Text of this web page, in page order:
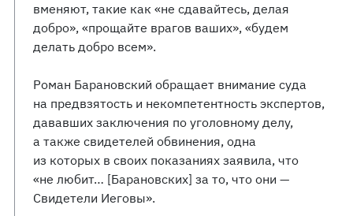
вменяют, такие как «не сдавайтесь, делая
добро», «прощайте врагов ваших», «будем
делать добро всем».
Роман Барановский обращает внимание суда
на предвзятость и некомпетентность экспертов,
дававших заключения по уголовному делу,
а также свидетелей обвинения, одна
из которых в своих показаниях заявила, что
«не любит… [Барановских] за то, что они —
Свидетели Иеговы».